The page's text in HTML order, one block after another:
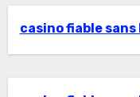
casino fiable sans